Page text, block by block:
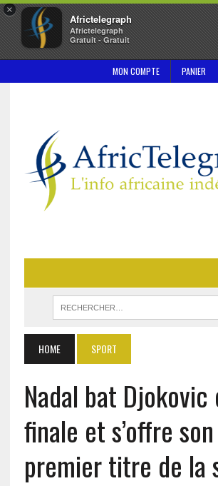
×
Africtelegraph
Africtelegraph
Gratuit - Gratuit
MON COMPTE PANIER
HOME SPORT
Nadal bat Djokovic
finale et s’offre son
premier titre de la